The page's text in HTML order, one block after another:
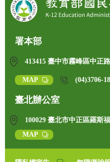
署本部
413415 臺中市霧峰區中正
MAP (04)3706-
臺北辦公室
100029 臺北市中正區羅斯
MAP